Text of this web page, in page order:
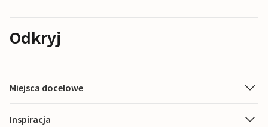
Odkryj
Miejsca docelowe
Inspiracja